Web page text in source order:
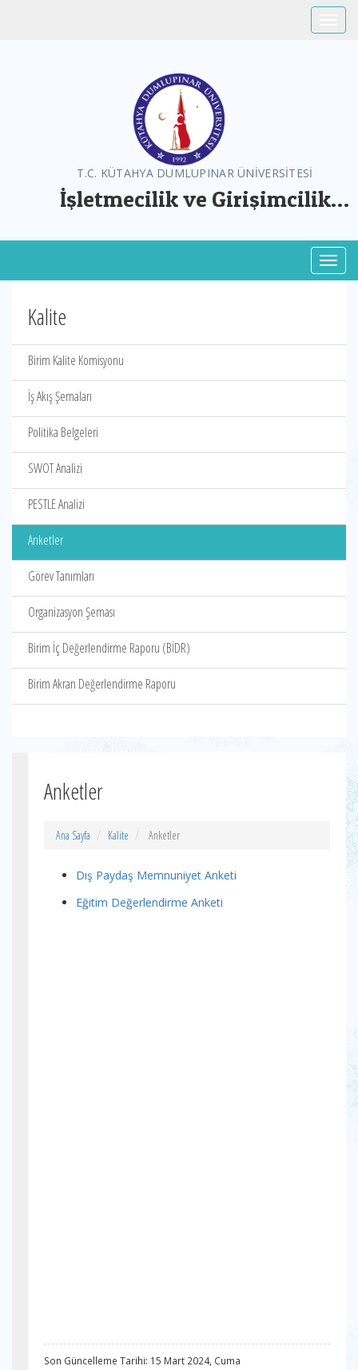
T.C. KÜTAHYA DUMLUPINAR ÜNİVERSİTESİ
İşletmecilik ve Girişimcilik
Kalite
Birim Kalite Komisyonu
İş Akış Şemaları
Politika Belgeleri
SWOT Analizi
PESTLE Analizi
Anketler
Görev Tanımları
Organizasyon Şeması
Birim İç Değerlendirme Raporu (BİDR)
Birim Akran Değerlendirme Raporu
Anketler
Ana Sayfa Kalite Anketler
Dış Paydaş Memnuniyet Anketi
Eğitim Değerlendirme Anketi
Son Güncelleme Tarihi: 15 Mart 2024, Cuma